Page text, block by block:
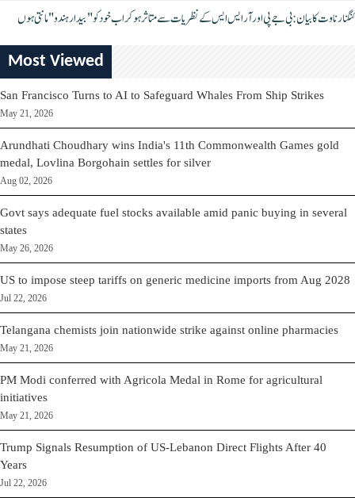
کنگنا رناوت کا بیان: بی جے پی اور آر ایس ایس کے نظریات سے متاثر ہو کر اب خود کو "بیدار ہندو" مانتی ہوں
Most Viewed
San Francisco Turns to AI to Safeguard Whales From Ship Strikes
May 21, 2026
Arundhati Choudhary wins India's 11th Commonwealth Games gold
medal, Lovlina Borgohain settles for silver
Aug 02, 2026
Govt says adequate fuel stocks available amid panic buying in several
states
May 26, 2026
US to impose steep tariffs on generic medicine imports from Aug 2028
Jul 22, 2026
Telangana chemists join nationwide strike against online pharmacies
May 21, 2026
PM Modi conferred with Agricola Medal in Rome for agricultural
initiatives
May 21, 2026
Trump Signals Resumption of US-Lebanon Direct Flights After 40
Years
Jul 22, 2026